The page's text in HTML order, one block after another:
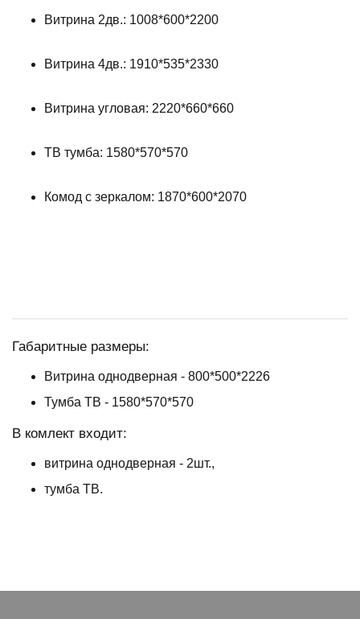
Витрина 2дв.: 1008*600*2200
Витрина 4дв.: 1910*535*2330
Витрина угловая: 2220*660*660
ТВ тумба: 1580*570*570
Комод с зеркалом: 1870*600*2070
Габаритные размеры:
Витрина однодверная - 800*500*2226
Тумба ТВ - 1580*570*570
В комлект входит:
витрина однодверная - 2шт.,
тумба ТВ.